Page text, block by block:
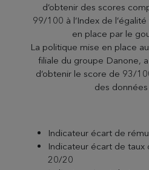
d’obtenir des scores
99/100 à l’Index de
en place par le
La politique mise en place
filiale du groupe Danone,
d’obtenir le score de 93/
des
Indicateur écart de
Indicateur écart de taux
20/20